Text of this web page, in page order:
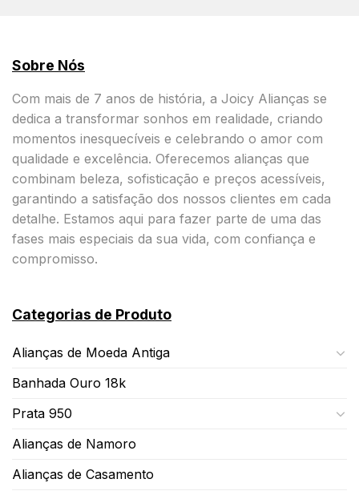
Sobre Nós
Com mais de 7 anos de história, a Joicy Alianças se
dedica a transformar sonhos em realidade, criando
momentos inesquecíveis e celebrando o amor com
qualidade e excelência. Oferecemos alianças que
combinam beleza, sofisticação e preços acessíveis,
garantindo a satisfação dos nossos clientes em cada
detalhe. Estamos aqui para fazer parte de uma das
fases mais especiais da sua vida, com confiança e
compromisso.
Categorias de Produto
Alianças de Moeda Antiga
Banhada Ouro 18k
Prata 950
Alianças de Namoro
Alianças de Casamento